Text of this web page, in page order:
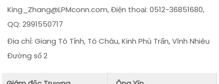
King_Zhang@LPMconn.com, Điện thoại: 0512-36851680,
QQ: 2991550717
Địa chỉ: Giang Tô Tỉnh, Tô Châu, Kinh Phù Trấn, Vĩnh Nhiêu
Đường số 2